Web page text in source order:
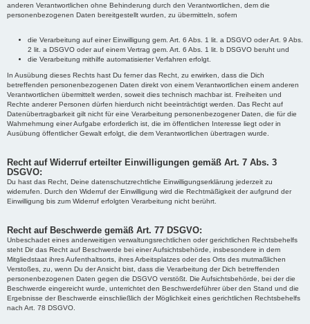
anderen Verantwortlichen ohne Behinderung durch den Verantwortlichen, dem die
personenbezogenen Daten bereitgestellt wurden, zu übermitteln, sofern
die Verarbeitung auf einer Einwilligung gem. Art. 6 Abs. 1 lit. a DSGVO oder Art. 9 Abs.
2 lit. a DSGVO oder auf einem Vertrag gem. Art. 6 Abs. 1 lit. b DSGVO beruht und
die Verarbeitung mithilfe automatisierter Verfahren erfolgt.
In Ausübung dieses Rechts hast Du ferner das Recht, zu erwirken, dass die Dich
betreffenden personenbezogenen Daten direkt von einem Verantwortlichen einem anderen
Verantwortlichen übermittelt werden, soweit dies technisch machbar ist. Freiheiten und
Rechte anderer Personen dürfen hierdurch nicht beeinträchtigt werden. Das Recht auf
Datenübertragbarkeit gilt nicht für eine Verarbeitung personenbezogener Daten, die für die
Wahrnehmung einer Aufgabe erforderlich ist, die im öffentlichen Interesse liegt oder in
Ausübung öffentlicher Gewalt erfolgt, die dem Verantwortlichen übertragen wurde.
Recht auf Widerruf erteilter Einwilligungen gemäß Art. 7 Abs. 3
DSGVO:
Du hast das Recht, Deine datenschutzrechtliche Einwilligungserklärung jederzeit zu
widerrufen. Durch den Widerruf der Einwilligung wird die Rechtmäßigkeit der aufgrund der
Einwilligung bis zum Widerruf erfolgten Verarbeitung nicht berührt.
Recht auf Beschwerde gemäß Art. 77 DSGVO:
Unbeschadet eines anderweitigen verwaltungsrechtlichen oder gerichtlichen Rechtsbehelfs
steht Dir das Recht auf Beschwerde bei einer Aufsichtsbehörde, insbesondere in dem
Mitgliedstaat ihres Aufenthaltsorts, ihres Arbeitsplatzes oder des Orts des mutmaßlichen
Verstoßes, zu, wenn Du der Ansicht bist, dass die Verarbeitung der Dich betreffenden
personenbezogenen Daten gegen die DSGVO verstößt. Die Aufsichtsbehörde, bei der die
Beschwerde eingereicht wurde, unterrichtet den Beschwerdeführer über den Stand und die
Ergebnisse der Beschwerde einschließlich der Möglichkeit eines gerichtlichen Rechtsbehelfs
nach Art. 78 DSGVO.